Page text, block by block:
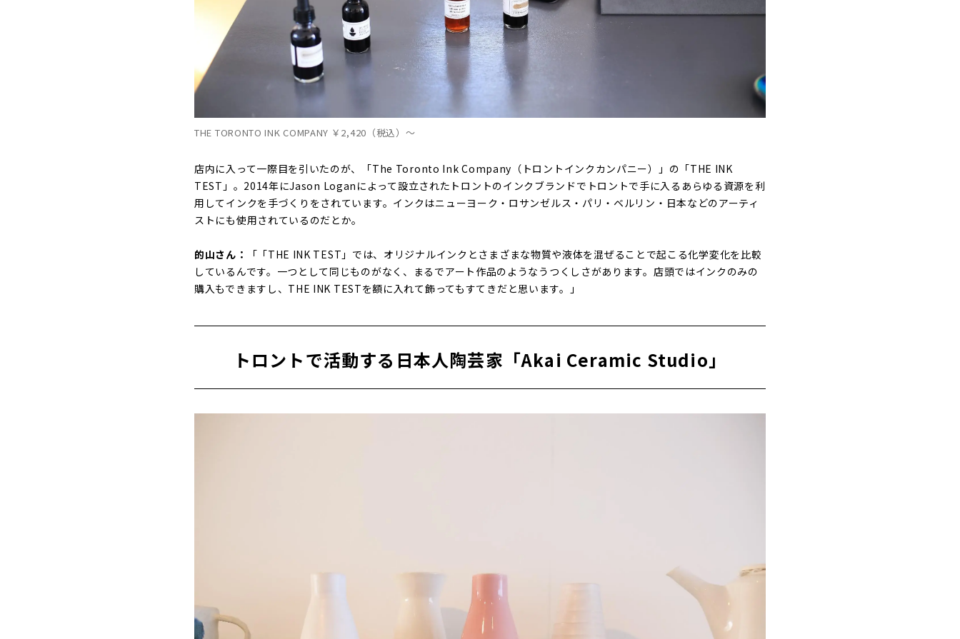
THE TORONTO INK COMPANY ￥2,420（税込）〜
店内に入って一際目を引いたのが、「The Toronto Ink Company（トロントインクカンパニー）」の「THE INK
TEST」。2014年にJason Loganによって設立されたトロントのインクブランドでトロントで手に入るあらゆる資源を利
用してインクを手づくりをされています。インクはニューヨーク・ロサンゼルス・パリ・ベルリン・日本などのアーティ
ストにも使用されているのだとか。
的山さん：
「「THE INK TEST」では、オリジナルインクとさまざまな物質や液体を混ぜることで起こる化学変化を比較
しているんです。一つとして同じものがなく、まるでアート作品のようなうつくしさがあります。店頭ではインクのみの
購入もできますし、THE INK TESTを額に入れて飾ってもすてきだと思います。」
トロントで活動する日本人陶芸家「Akai Ceramic Studio」